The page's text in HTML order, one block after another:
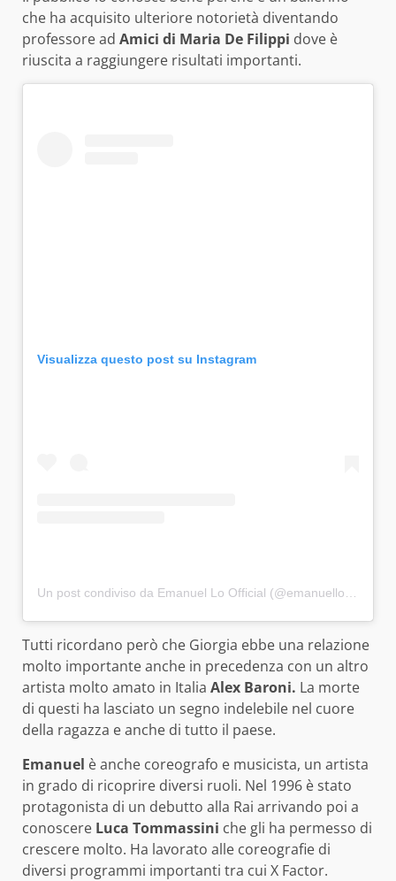
che ha acquisito ulteriore notorietà diventando
professore ad Amici di Maria De Filippi dove è
riuscita a raggiungere risultati importanti.
Visualizza questo post su Instagram
Tutti ricordano però che Giorgia ebbe una relazione
molto importante anche in precedenza con un altro
artista molto amato in Italia Alex Baroni. La morte
di questi ha lasciato un segno indelebile nel cuore
della ragazza e anche di tutto il paese.
Emanuel è anche coreografo e musicista, un artista
in grado di ricoprire diversi ruoli. Nel 1996 è stato
protagonista di un debutto alla Rai arrivando poi a
conoscere Luca Tommassini che gli ha permesso di
crescere molto. Ha lavorato alle coreografie di
diversi programmi importanti tra cui X Factor.